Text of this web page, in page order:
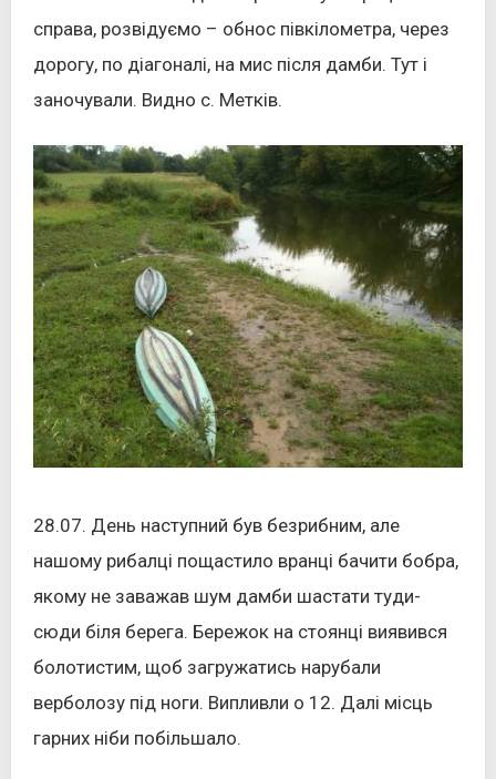
справа, розвідуємо – обнос півкілометра, через
дорогу, по діагоналі, на мис після дамби. Тут і
заночували. Видно с. Метків.
28.07. День наступний був безрибним, але
нашому рибалці пощастило вранці бачити бобра,
якому не заважав шум дамби шастати туди-
сюди біля берега. Бережок на стоянці виявився
болотистим, щоб загружатись нарубали
верболозу під ноги. Випливли о 12. Далі місць
гарних ніби побільшало.